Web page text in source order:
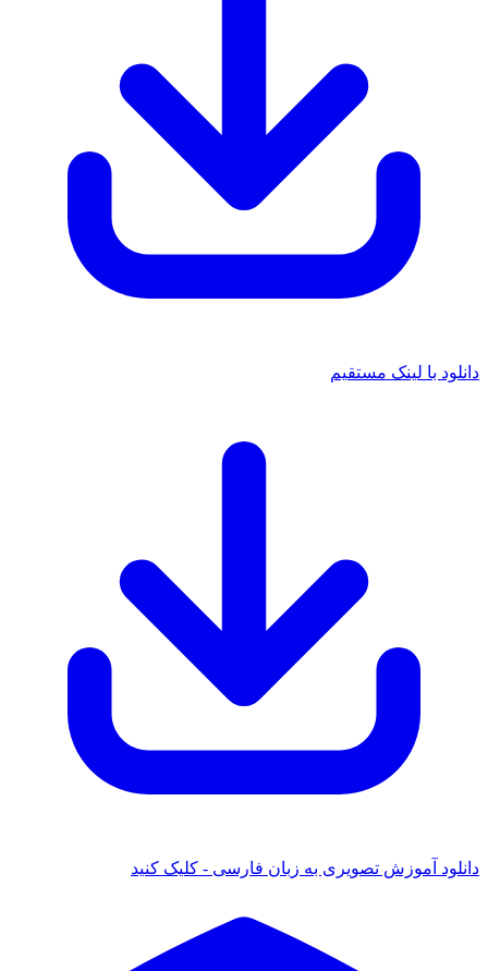
دانلود با لینک مستقیم
دانلود آموزش تصویری به زبان فارسی - کلیک کنید